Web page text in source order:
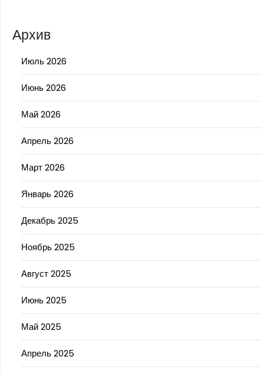
Архив
Июль 2026
Июнь 2026
Май 2026
Апрель 2026
Март 2026
Январь 2026
Декабрь 2025
Ноябрь 2025
Август 2025
Июнь 2025
Май 2025
Апрель 2025